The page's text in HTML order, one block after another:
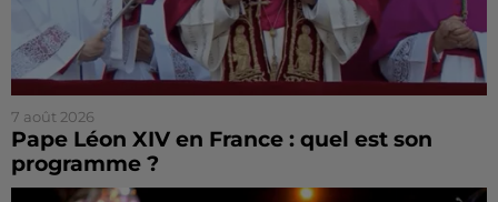
7 août 2026
Pape Léon XIV en France : quel est son
programme ?